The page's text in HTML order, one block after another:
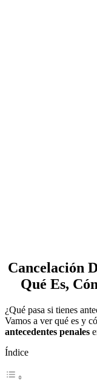
Cancelación
Qué Es,
¿Qué pasa si tienes
Vamos a ver qué es y
antecedentes penales
Índice